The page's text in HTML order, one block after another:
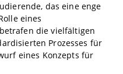
das eine enge
eines
die vielfältigen
Prozesses für
eines Konzepts für